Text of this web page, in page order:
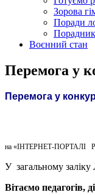
Зорова
Поради
Воєнний стан
Перемога у
Перемога у
на «ІНТЕРНЕТ-
У загальному
Вітаємо педагогів,